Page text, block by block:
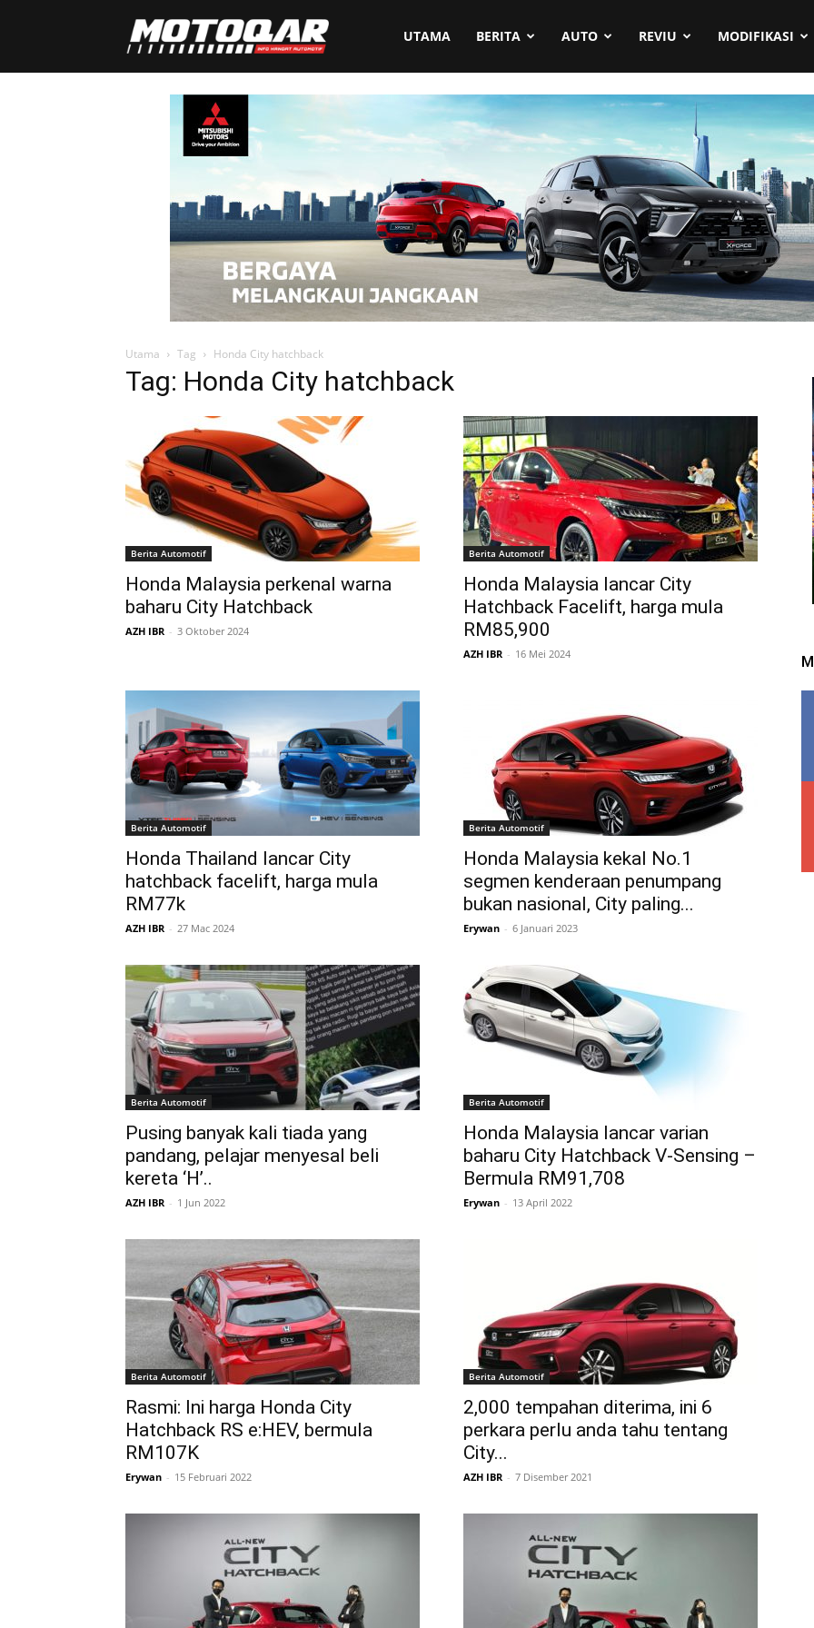
Motoqar UTAMA BERITA AUTO REVIU MODIFIKASI
Utama Tag Honda City hatchback
Tag: Honda City hatchback
Berita Automotif
Honda Malaysia perkenal warna
baharu City Hatchback
AZH IBR - 3 Oktober 2024
Berita Automotif
Honda Malaysia lancar City
Hatchback Facelift, harga mula
RM85,900
AZH IBR - 16 Mei 2024
Berita Automotif
Honda Thailand lancar City
hatchback facelift, harga mula
RM77k
AZH IBR - 27 Mac 2024
Berita Automotif
Honda Malaysia kekal No.1
segmen kenderaan penumpang
bukan nasional, City paling...
Erywan - 6 Januari 2023
Berita Automotif
Pusing banyak kali tiada yang
pandang, pelajar menyesal beli
kereta ‘H’..
AZH IBR - 1 Jun 2022
Berita Automotif
Honda Malaysia lancar varian
baharu City Hatchback V-Sensing –
Bermula RM91,708
Erywan - 13 April 2022
Berita Automotif
Rasmi: Ini harga Honda City
Hatchback RS e:HEV, bermula
RM107K
Erywan - 15 Februari 2022
Berita Automotif
2,000 tempahan diterima, ini 6
perkara perlu anda tahu tentang
City...
AZH IBR - 7 Disember 2021